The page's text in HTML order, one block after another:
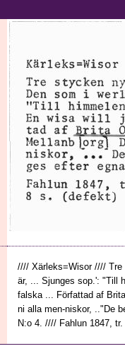
//// Xärleks=Wisor //// Tre
är, ... Sjunges sop.': "Till
falska ... Författad af
ni alla men-niskor, .."De
N:o 4. //// Fahlun 1847,